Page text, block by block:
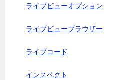
ライブビューオプション
ライブビューブラウザー
ライブコード
インスペクト